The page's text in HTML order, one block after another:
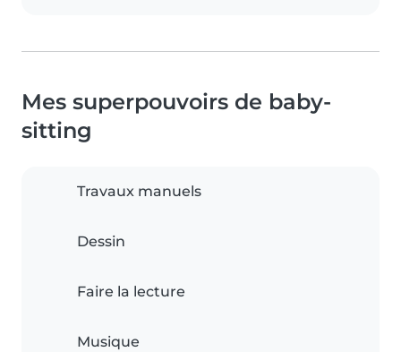
Mes superpouvoirs de baby-
sitting
Travaux manuels
Dessin
Faire la lecture
Musique